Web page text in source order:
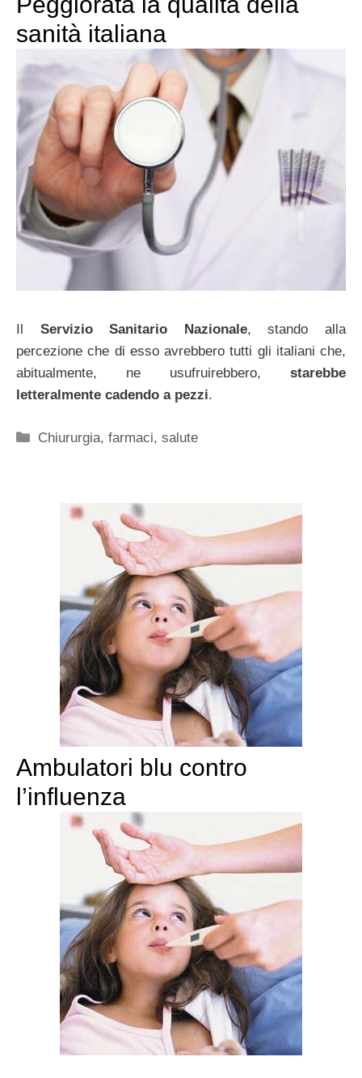
sanità italiana
Il Servizio Sanitario Nazionale, stando alla
percezione che di esso avrebbero tutti gli italiani che,
abitualmente, ne usufruirebbero, starebbe
letteralmente cadendo a pezzi.
Categorie
Chiururgia,farmaci,salute
Ambulatori blu contro
l’influenza